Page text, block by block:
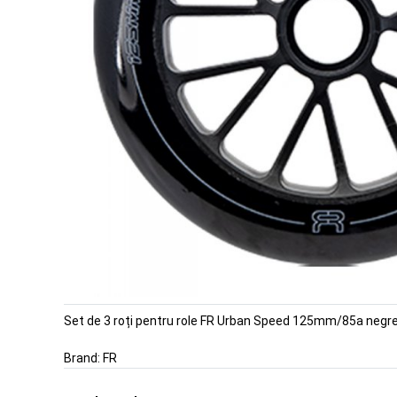
Set de 3 roți pentru role FR Urban Speed 125mm/85a
Brand: FR